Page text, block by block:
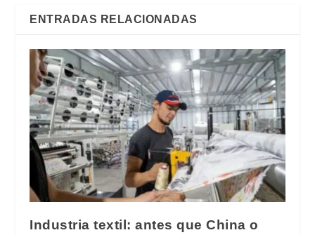
ENTRADAS RELACIONADAS
Industria textil: antes que China o